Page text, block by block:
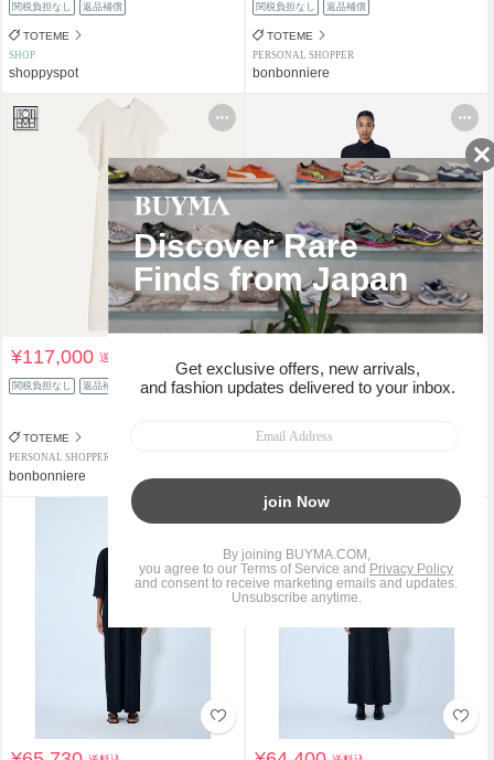
関税負担なし 返品補償
TOTEME
SHOP
shoppyspot
関税負担なし 返品補償
TOTEME
PERSONAL SHOPPER
bonbonniere
¥117,000送料込
関税負担なし 返品補償
TOTEME
PERSONAL SHOPPER
bonbonniere
53%OFF ¥193,250
TOTEME